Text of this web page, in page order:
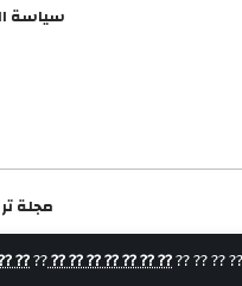
⁇ ⁇ ⁇
⁇ ⁇ ⁇ ⁇ ⁇ ⁇ ⁇
⁇
⁇ ⁇ ⁇
سياسة
مجلة